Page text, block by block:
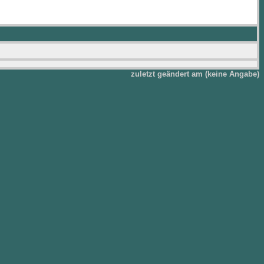
zuletzt geändert am (keine Angabe)